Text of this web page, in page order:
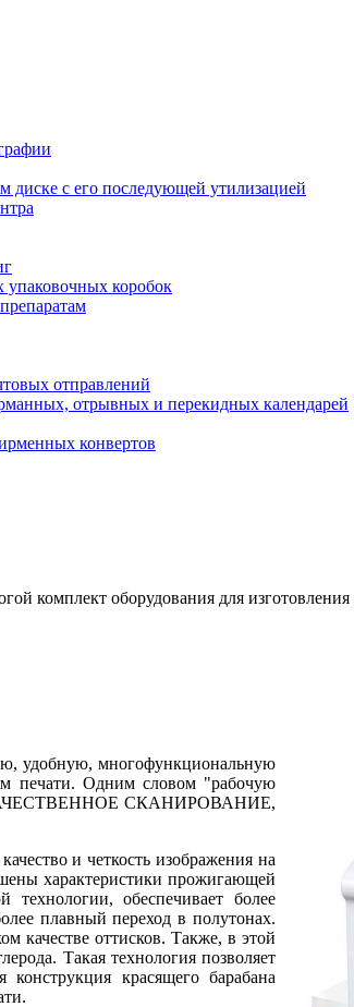
диске с его последующей утилизацией
упаковочных коробок
отправлений
отрывных и перекидных календарей
конвертов
комплект оборудования для
удобную, многофункциональную
печати. Одним словом "рабочую
КАЧЕСТВЕННОЕ СКАНИРОВАНИЕ,
и четкость изображения на
характеристики прожигающей
обеспечивает более
плавный переход в полутонах.
качестве оттисков. Также, в этой
Такая технология позволяет
красящего барабана